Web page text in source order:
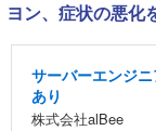
ヨン、症状の悪化
サーバーエンジ
あり
株式会社alBee